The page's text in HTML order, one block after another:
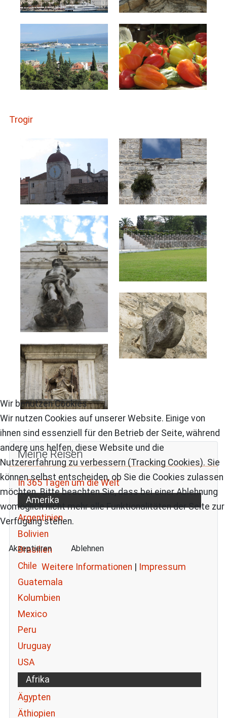
Trogir
Meine Reisen
In 365 Tagen um die Welt
Amerika
Argentinien
Bolivien
Brasilien
Chile
Guatemala
Kolumbien
Mexico
Peru
Uruguay
USA
Afrika
Ägypten
Äthiopien
Wir benutzen Cookies
Wir nutzen Cookies auf unserer Website. Einige von
ihnen sind essenziell für den Betrieb der Seite, während
andere uns helfen, diese Website und die
Nutzererfahrung zu verbessern (Tracking Cookies). Sie
können selbst entscheiden, ob Sie die Cookies zulassen
möchten. Bitte beachten Sie, dass bei einer Ablehnung
womöglich nicht mehr alle Funktionalitäten der Seite zur
Verfügung stehen.
Akzeptieren Ablehnen
Weitere Informationen Impressum